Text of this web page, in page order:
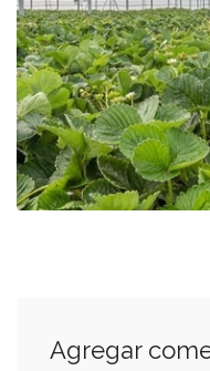
Agregar